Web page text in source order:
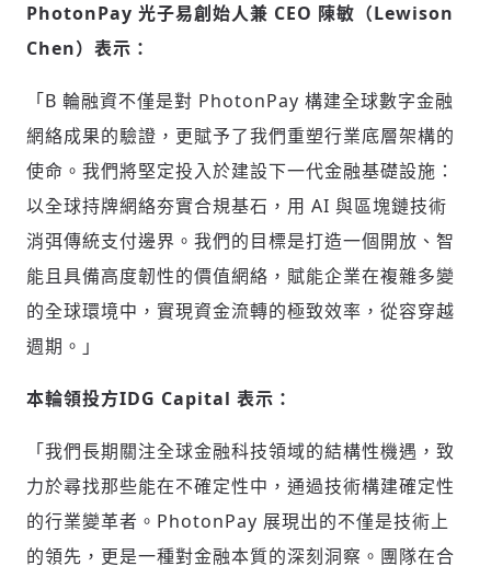
PhotonPay 光子易創始人兼 CEO 陳敏（Lewison
Chen）表示：
「B 輪融資不僅是對 PhotonPay 構建全球數字金融
網絡成果的驗證，更賦予了我們重塑行業底層架構的
使命。我們將堅定投入於建設下一代金融基礎設施：
以全球持牌網絡夯實合規基石，用 AI 與區塊鏈技術
消弭傳統支付邊界。我們的目標是打造一個開放、智
能且具備高度韌性的價值網絡，賦能企業在複雜多變
的全球環境中，實現資金流轉的極致效率，從容穿越
週期。 」
本輪領投方IDG Capital 表示：
「我們長期關注全球金融科技領域的結構性機遇，致
力於尋找那些能在不確定性中，通過技術構建確定性
的行業變革者。 PhotonPay 展現出的不僅是技術上
的領先，更是一種對金融本質的深刻洞察。 團隊在合